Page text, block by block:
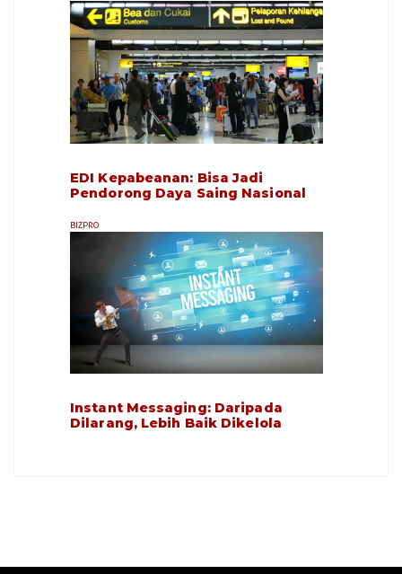
EDI Kepabeanan: Bisa Jadi
Pendorong Daya Saing Nasional
BIZPRO
Instant Messaging: Daripada
Dilarang, Lebih Baik Dikelola